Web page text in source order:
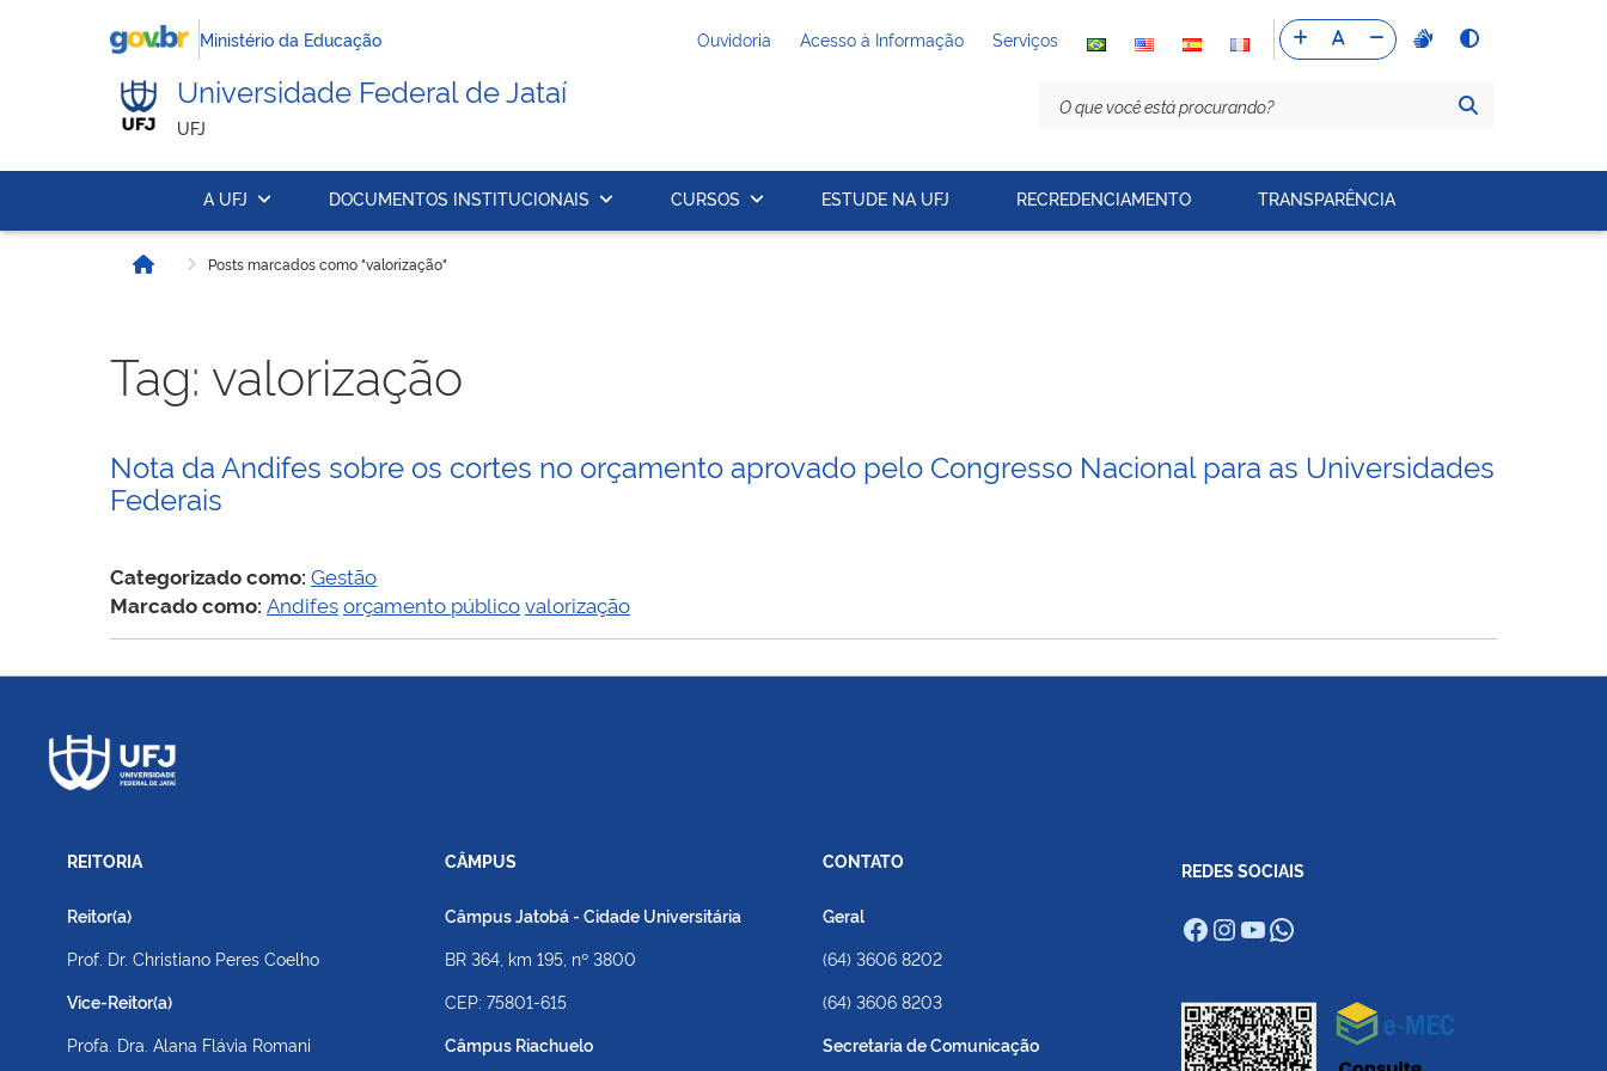
Ministério da Educação Ouvidoria Acesso à Informação Serviços
Universidade Federal de Jataí
UFJ
A UFJ DOCUMENTOS INSTITUCIONAIS CURSOS ESTUDE NA UFJ RECREDENCIAMENTO TRANSPARÊNCIA
Início Posts marcados como "valorização"
Tag: valorização
Nota da Andifes sobre os cortes no orçamento aprovado pelo Congresso Nacional para as Universidades
Federais
Categorizado como: Gestão
Marcado como: Andifesorçamento públicovalorização
REITORIA
Reitor(a)
Prof. Dr. Christiano Peres Coelho
Vice-Reitor(a)
Profa. Dra. Alana Flávia Romani
CÂMPUS
Câmpus Jatobá - Cidade Universitária
BR 364, km 195, nº 3800
CEP: 75801-615
Câmpus Riachuelo
CONTATO
Geral
(64) 3606 8202
(64) 3606 8203
Secretaria de Comunicação
REDES SOCIAIS
Facebook
Instagram
Youtube
WhatsApp